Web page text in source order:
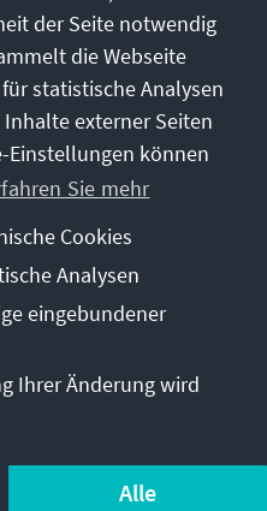
Barriere melden
Stiftung e.V. 2026
der Seite notwendig
die Webseite
statistische Analysen
externer Seiten
Einstellungen können
Sie mehr
Cookies
Analysen
eingebundener
Ihrer Änderung wird
Alle